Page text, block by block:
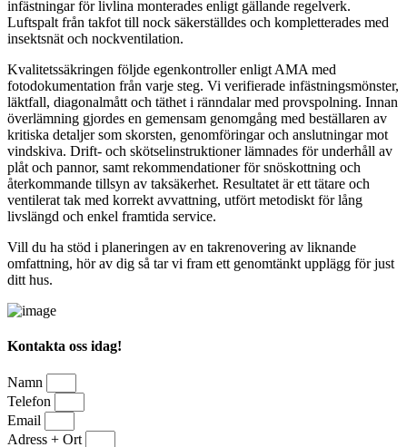
infästningar för livlina monterades enligt gällande regelverk.
Luftspalt från takfot till nock säkerställdes och kompletterades med
insektsnät och nockventilation.
Kvalitetssäkringen följde egenkontroller enligt AMA med
fotodokumentation från varje steg. Vi verifierade infästningsmönster,
läktfall, diagonalmått och täthet i ränndalar med provspolning. Innan
överlämning gjordes en gemensam genomgång med beställaren av
kritiska detaljer som skorsten, genomföringar och anslutningar mot
vindskiva. Drift- och skötselinstruktioner lämnades för underhåll av
plåt och pannor, samt rekommendationer för snöskottning och
återkommande tillsyn av taksäkerhet. Resultatet är ett tätare och
ventilerat tak med korrekt avvattning, utfört metodiskt för lång
livslängd och enkel framtida service.
Vill du ha stöd i planeringen av en takrenovering av liknande
omfattning, hör av dig så tar vi fram ett genomtänkt upplägg för just
ditt hus.
Kontakta oss idag!
Namn
Telefon
Email
Adress + Ort